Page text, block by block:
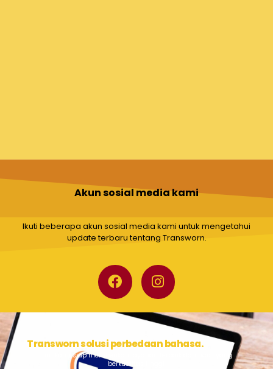
Akun sosial media kami
Ikuti beberapa akun sosial media kami untuk mengetahui
update terbaru tentang Transworn.
Transworn solusi perbedaan bahasa.
Tim kami siap memberikan layanan terbaik dan hasil yang
berkualitas tinggi.